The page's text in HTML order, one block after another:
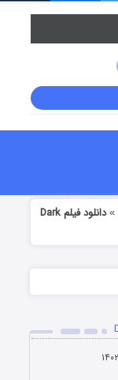
»
دانلود فیلم Dark